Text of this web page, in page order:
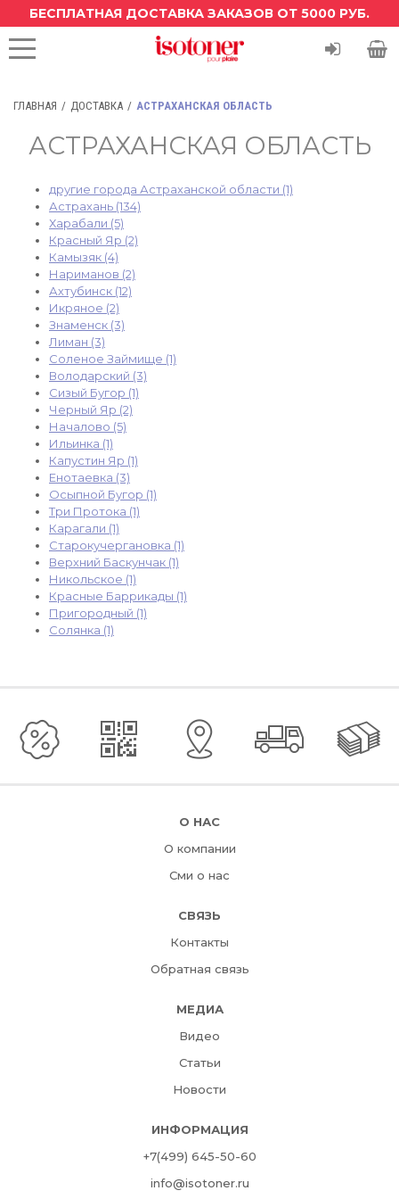
БЕСПЛАТНАЯ ДОСТАВКА ЗАКАЗОВ ОТ 5000 РУБ.
ГЛАВНАЯ ДОСТАВКА АСТРАХАНСКАЯ ОБЛАСТЬ
АСТРАХАНСКАЯ ОБЛАСТЬ
другие города Астраханской области (1)
Астрахань (134)
Харабали (5)
Красный Яр (2)
Камызяк (4)
Нариманов (2)
Ахтубинск (12)
Икряное (2)
Знаменск (3)
Лиман (3)
Соленое Займище (1)
Володарский (3)
Сизый Бугор (1)
Черный Яр (2)
Началово (5)
Ильинка (1)
Капустин Яр (1)
Енотаевка (3)
Осыпной Бугор (1)
Три Протока (1)
Карагали (1)
Старокучергановка (1)
Верхний Баскунчак (1)
Никольское (1)
Красные Баррикады (1)
Пригородный (1)
Солянка (1)
О НАС
О компании
Сми о нас
СВЯЗЬ
Контакты
Обратная связь
МЕДИА
Видео
Статьи
Новости
ИНФОРМАЦИЯ
+7(499) 645-50-60
info@isotoner.ru